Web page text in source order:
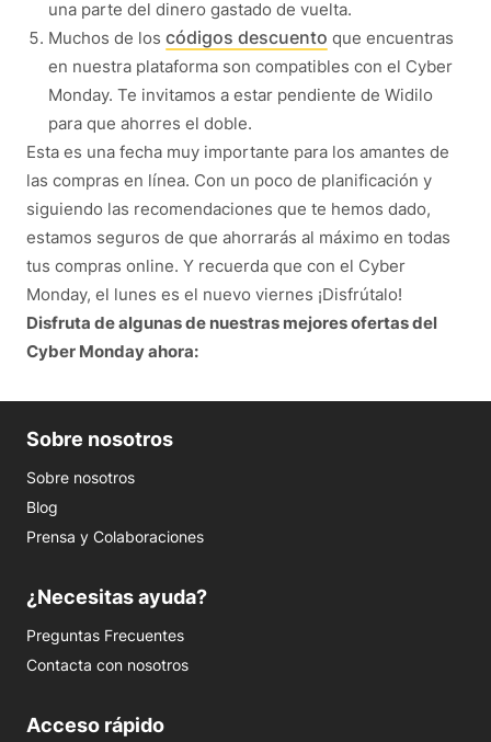
una parte del dinero gastado de vuelta.
Muchos de los códigos descuento que encuentras
en nuestra plataforma son compatibles con el Cyber
Monday. Te invitamos a estar pendiente de Widilo
para que ahorres el doble.
Esta es una fecha muy importante para los amantes de
las compras en línea. Con un poco de planificación y
siguiendo las recomendaciones que te hemos dado,
estamos seguros de que ahorrarás al máximo en todas
tus compras online. Y recuerda que con el Cyber
Monday, el lunes es el nuevo viernes ¡Disfrútalo!
Disfruta de algunas de nuestras mejores ofertas del
Cyber Monday ahora:
Sobre nosotros
Sobre nosotros
Blog
Prensa y Colaboraciones
¿Necesitas ayuda?
Preguntas Frecuentes
Contacta con nosotros
Acceso rápido